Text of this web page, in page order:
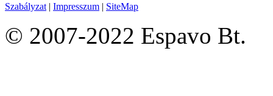
Szabályzat | Impresszum | SiteMap
© 2007-2022 Espavo Bt.